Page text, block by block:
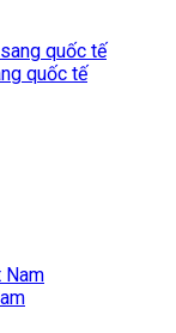
quốc tế